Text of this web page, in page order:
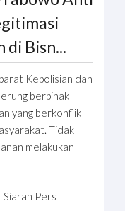
di Bisn...
Kepolisian dan
berpihak
yang berkonflik
Tidak
melakukan
Siaran Pers